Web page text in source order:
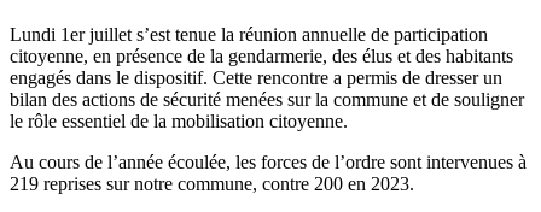
Lundi 1er juillet s’est tenue la réunion annuelle de participation
citoyenne, en présence de la gendarmerie, des élus et des habitants
engagés dans le dispositif. Cette rencontre a permis de dresser un
bilan des actions de sécurité menées sur la commune et de souligner
le rôle essentiel de la mobilisation citoyenne.
Au cours de l’année écoulée, les forces de l’ordre sont intervenues à
219 reprises sur notre commune, contre 200 en 2023.